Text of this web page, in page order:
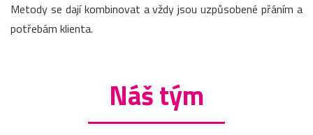
Metody se dají kombinovat a vždy jsou uzpůsobené přáním a
potřebám klienta.
Náš tým